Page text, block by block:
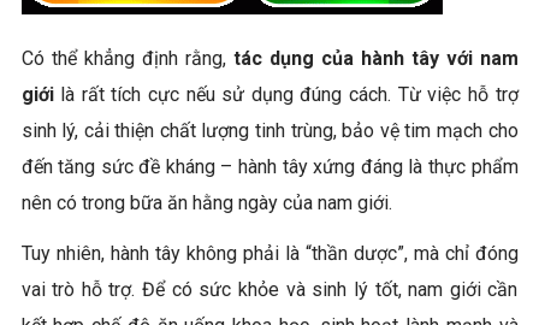
Có thể khẳng định rằng, tác dụng của hành tây với nam
giớilà rất tích cực nếu sử dụng đúng cách. Từ việc hỗ trợ
sinh lý, cải thiện chất lượng tinh trùng, bảo vệ tim mạch cho
đến tăng sức đề kháng – hành tây xứng đáng là thực phẩm
nên có trong bữa ăn hằng ngày của nam giới.
Tuy nhiên, hành tây không phải là “thần dược”, mà chỉ đóng
vai trò hỗ trợ. Để có sức khỏe và sinh lý tốt, nam giới cần